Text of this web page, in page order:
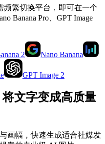
繁切换平台，即可在一个
Banana Pro、GPT Image
2 Nano Banana
GPT Image 2
文字变成高质量
画幅，快速生成适合社媒发